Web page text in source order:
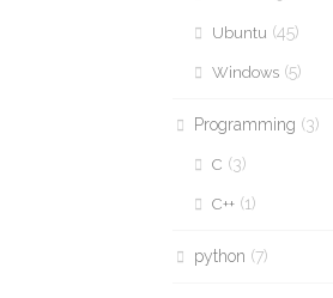
Ubuntu (45)
Windows (5)
Programming (3)
C (3)
C++ (1)
python (7)